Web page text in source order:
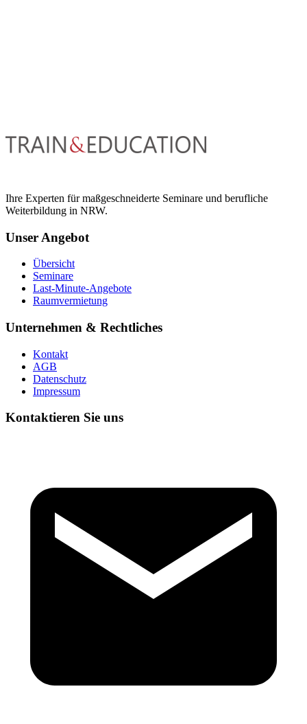
Ihre Experten für maßgeschneiderte Seminare und berufliche
Weiterbildung in NRW.
Unser Angebot
Übersicht
Seminare
Last-Minute-Angebote
Raumvermietung
Unternehmen & Rechtliches
Kontakt
AGB
Datenschutz
Impressum
Kontaktieren Sie uns